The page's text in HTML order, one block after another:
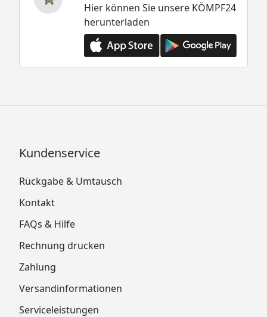
Hier können Sie unsere KÖMPF24
herunterladen
Kundenservice
Rückgabe & Umtausch
Kontakt
FAQs & Hilfe
Rechnung drucken
Zahlung
Versandinformationen
Serviceleistungen